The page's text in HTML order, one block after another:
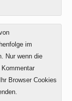
im
Nur wenn die
Browser Cookies